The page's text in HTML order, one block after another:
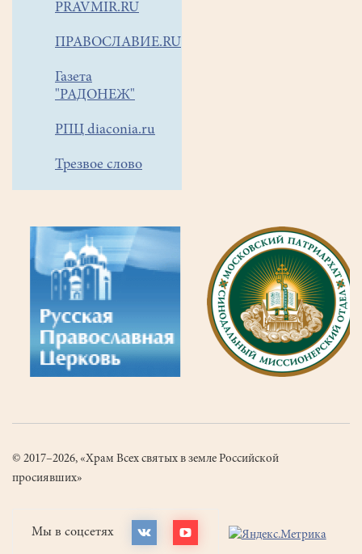
PRAVMIR.RU
ПРАВОСЛАВИЕ.RU
Газета
"РАДОНЕЖ"
РПЦ diaconia.ru
Трезвое слово
© 2017–2026, «Храм Всех святых в земле Российской
просиявших»
Мы в соцсетях